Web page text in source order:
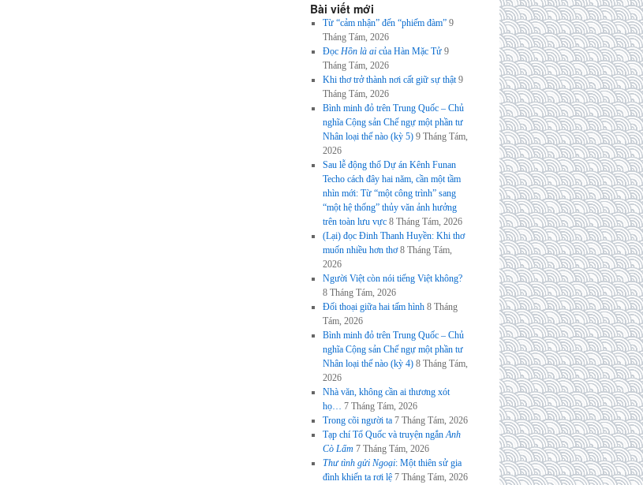
Bài viết mới
Từ “cảm nhận” đến “phiếm đàm” 9
Tháng Tám, 2026
Đọc Hồn là aicủa Hàn Mặc Tử 9
Tháng Tám, 2026
Khi thơ trở thành nơi cất giữ sự thật 9
Tháng Tám, 2026
Bình minh đỏ trên Trung Quốc – Chủ
nghĩa Cộng sản Chế ngự một phần tư
Nhân loại thế nào (kỳ 5) 9 Tháng Tám,
2026
Sau lễ động thổ Dự án Kênh Funan
Techo cách đây hai năm, cần một tầm
nhìn mới: Từ “một công trình” sang
“một hệ thống” thủy văn ảnh hưởng
trên toàn lưu vực 8 Tháng Tám, 2026
(Lại) đọc Đinh Thanh Huyền: Khi thơ
muốn nhiều hơn thơ 8 Tháng Tám,
2026
Người Việt còn nói tiếng Việt không?
8 Tháng Tám, 2026
Đối thoại giữa hai tấm hình 8 Tháng
Tám, 2026
Bình minh đỏ trên Trung Quốc – Chủ
nghĩa Cộng sản Chế ngự một phần tư
Nhân loại thế nào (kỳ 4) 8 Tháng Tám,
2026
Nhà văn, không cần ai thương xót
họ… 7 Tháng Tám, 2026
Trong cõi người ta 7 Tháng Tám, 2026
Tạp chí Tổ Quốc và truyện ngắnAnh
Cò Lấm 7 Tháng Tám, 2026
Thư tình gửi Ngoại: Một thiên sử gia
đình khiến ta rơi lệ 7 Tháng Tám, 2026